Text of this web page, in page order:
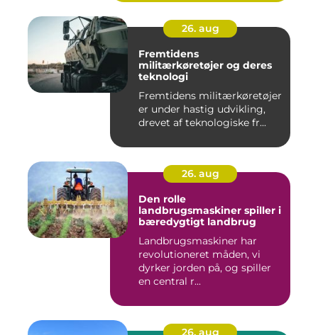
26. aug
Fremtidens
militærkøretøjer og deres
teknologi
Fremtidens militærkøretøjer
er under hastig udvikling,
drevet af teknologiske fr...
26. aug
Den rolle
landbrugsmaskiner spiller i
bæredygtigt landbrug
Landbrugsmaskiner har
revolutioneret måden, vi
dyrker jorden på, og spiller
en central r...
26. aug